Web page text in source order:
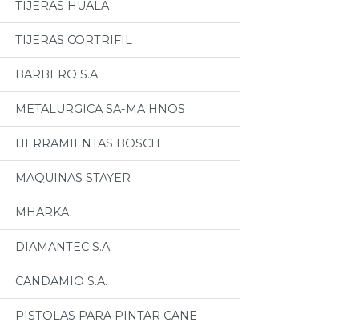
TIJERAS HUALA
TIJERAS CORTRIFIL
BARBERO S.A.
METALURGICA SA-MA HNOS
HERRAMIENTAS BOSCH
MAQUINAS STAYER
MHARKA
DIAMANTEC S.A.
CANDAMIO S.A.
PISTOLAS PARA PINTAR CANE